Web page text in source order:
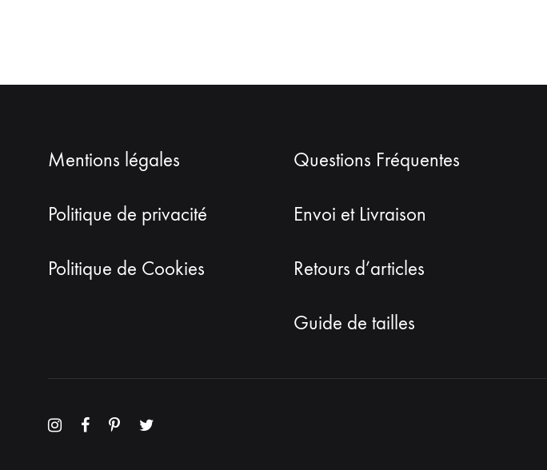
Mentions légales
Politique de privacité
Politique de Cookies
Questions Fréquentes
Envoi et Livraison
Retours d’articles
Guide de tailles
MenuMenuMenu